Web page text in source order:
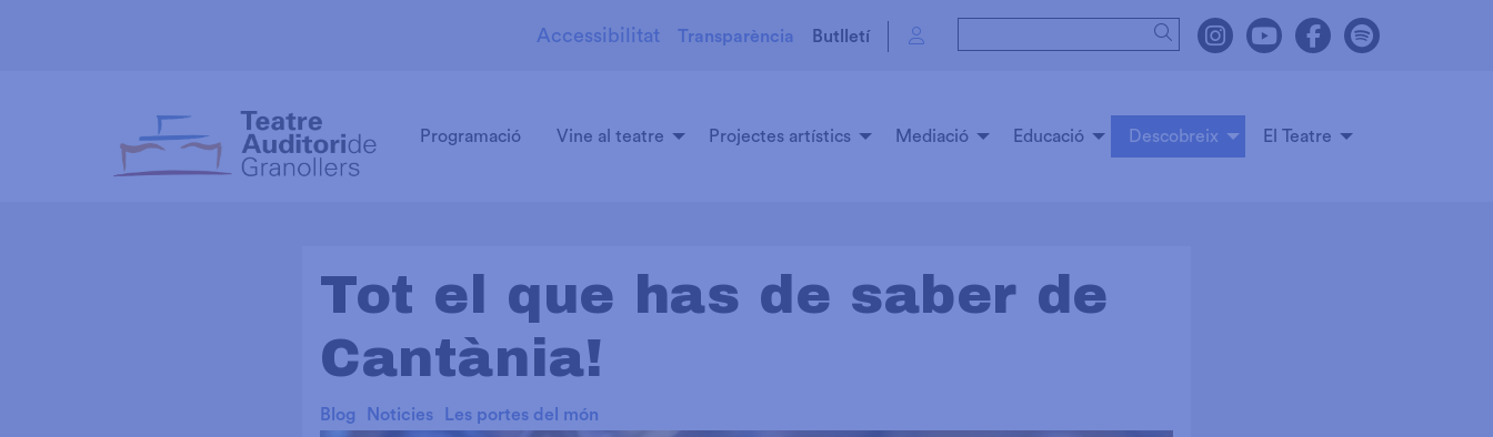
Link a instagram
Link a youtube
Link a facebook
Link a
Cercar
Butlletí
Transparència
Accessibilitat
Programació Vine al teatre Projectes artístics Mediació Educació Descobreix El Teatre
Tot el que has de saber de
Cantània!
Blog Noticies Les portes del món